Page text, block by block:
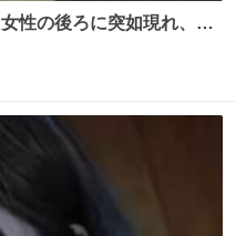
性の後ろに突如現れ、髪
「髪切」という真っ黒な
ちょっと怖い、正体不明
8/23まで展示していま